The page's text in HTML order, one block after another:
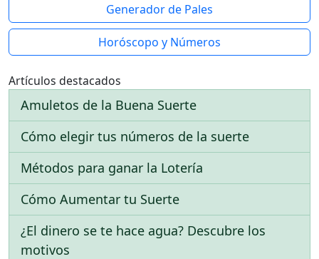
Generador de Pales
Horóscopo y Números
Artículos destacados
Amuletos de la Buena Suerte
Cómo elegir tus números de la suerte
Métodos para ganar la Lotería
Cómo Aumentar tu Suerte
¿El dinero se te hace agua? Descubre los
motivos